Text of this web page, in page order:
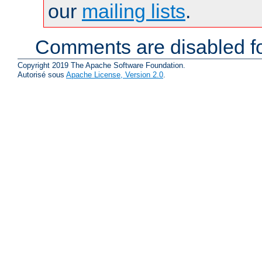
our mailing lists.
Comments are disabled
Copyright 2019 The Apache Software Foundation.
Autorisé sous Apache License, Version 2.0